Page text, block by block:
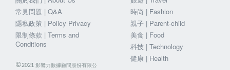
常見問題 | Q&A
隱私政策 | Policy Privacy
限制條款 | Terms and
Conditions
©2021 影響力數據顧問股份有限公
時尚 | Fashion
親子 | Parent-child
美食 | Food
科技 | Technology
健康 | Health